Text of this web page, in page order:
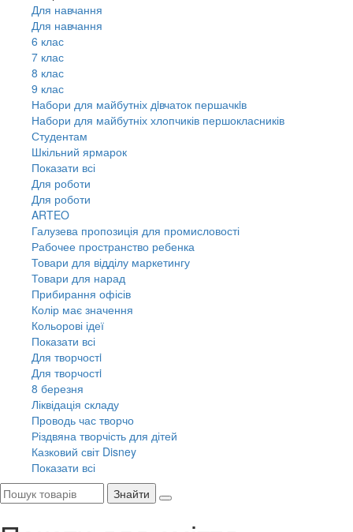
Для навчання
Для навчання
6 клас
7 клас
8 клас
9 клас
Набори для майбутніх дiвчаток першачкiв
Набори для майбутніх хлопчиків першокласників
Студентам
Шкільний ярмарок
Показати всі
Для роботи
Для роботи
ARTEO
Галузева пропозиція для промисловості
Рабочее пространство ребенка
Товари для відділу маркетингу
Товари для нарад
Прибирання офісів
Колір має значення
Кольорові ідеї
Показати всі
Для творчостi
Для творчостi
8 березня
Ліквідація складу
Проводь час творчо
Різдвяна творчість для дітей
Казковий світ Disney
Показати всі
Знайти